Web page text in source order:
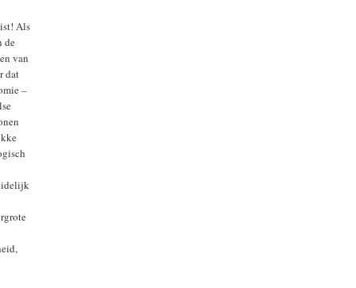
Als
de
van
dat
–